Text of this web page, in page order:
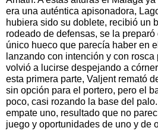
era una auténtica apisonadora,
hubiera sido su doblete, recibió un
rodeado de defensas, se la preparó
único hueco que parecía haber en
lanzando con intención y con
volvió a lucirse despejando a
esta primera parte, Valjent remató
sin opción para el portero, pero el
poco, casi rozando la base del
empate uno, resultado que no
juego y oportunidades de uno y de